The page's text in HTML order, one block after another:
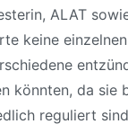
ALAT
keine
könnten, da sie
reguliert